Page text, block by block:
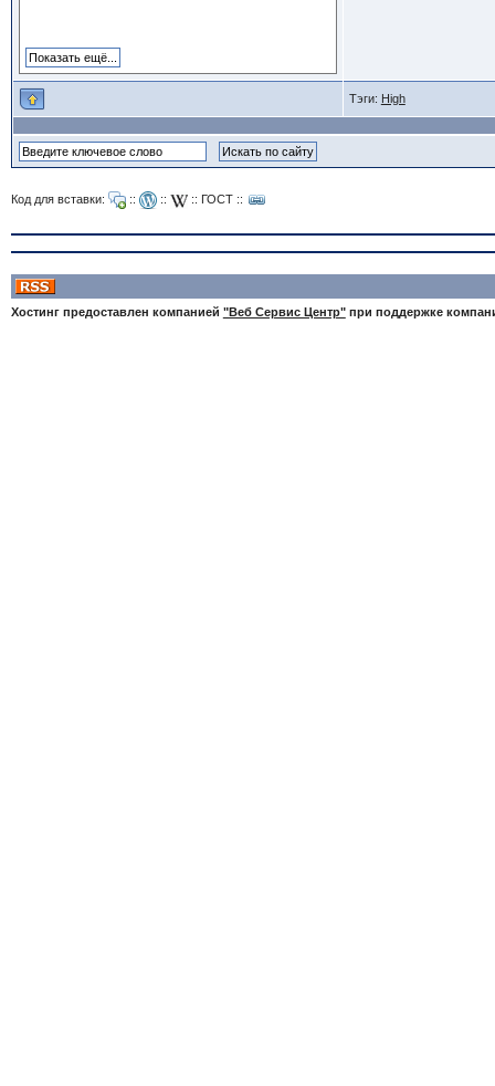
Тэги: High
Код для вставки: :: :: :: ГОСТ::
Хостинг предоставлен компанией "Веб Сервис Центр"при поддержке